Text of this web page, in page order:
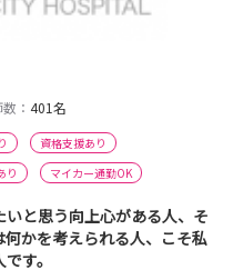
： 401名
資格支援あり
り マイカー通勤OK
と思う向上心がある人、そ
かを考えられる人、こそ私
す。